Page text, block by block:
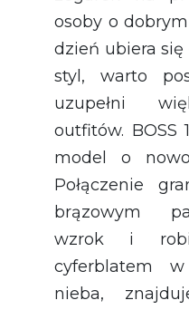
osoby o
dzień ubiera
styl, warto
uzupełni
outfitów. BOSS
model o
Połączenie
brązowym
wzrok i robi
cyferblatem
nieba,